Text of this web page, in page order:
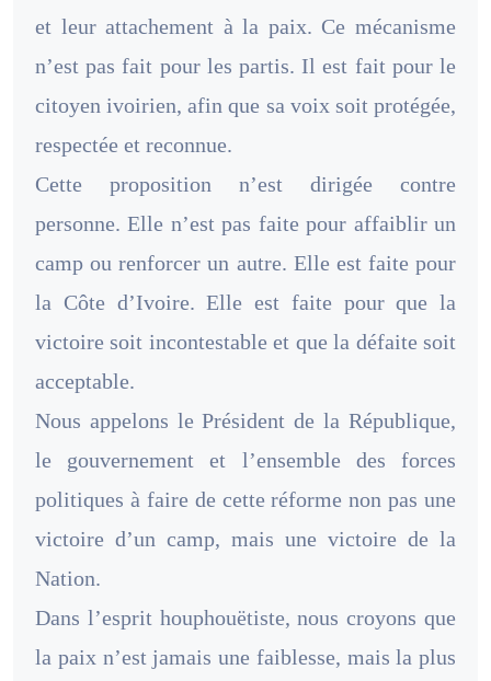
et leur attachement à la paix. Ce mécanisme
n’est pas fait pour les partis. Il est fait pour le
citoyen ivoirien, afin que sa voix soit protégée,
respectée et reconnue.
Cette proposition n’est dirigée contre
personne. Elle n’est pas faite pour affaiblir un
camp ou renforcer un autre. Elle est faite pour
la Côte d’Ivoire. Elle est faite pour que la
victoire soit incontestable et que la défaite soit
acceptable.
Nous appelons le Président de la République,
le gouvernement et l’ensemble des forces
politiques à faire de cette réforme non pas une
victoire d’un camp, mais une victoire de la
Nation.
Dans l’esprit houphouëtiste, nous croyons que
la paix n’est jamais une faiblesse, mais la plus